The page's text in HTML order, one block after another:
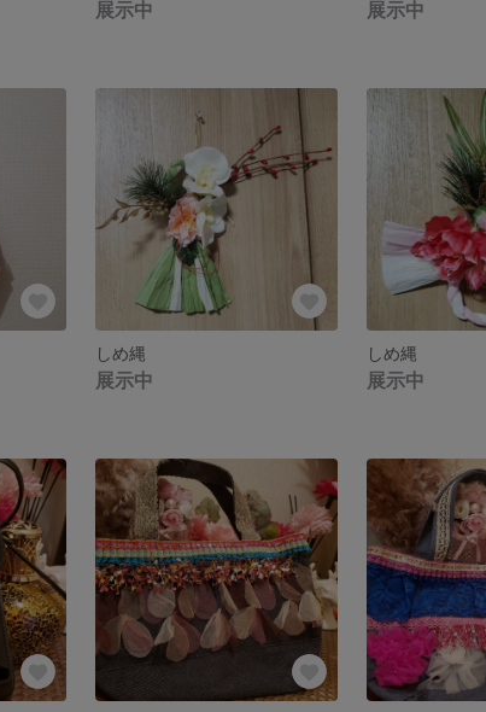
展示中 展示中
しめ縄
展示中
しめ縄
展示中